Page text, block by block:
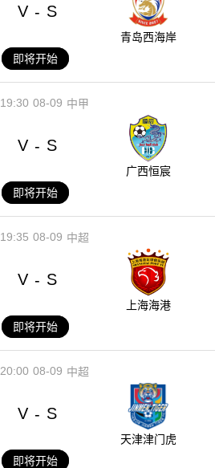
V - S
青岛西海岸
即将开始
08-09
19:30 中甲
V - S
广西恒宸
即将开始
08-09
19:35 中超
V - S
上海海港
即将开始
08-09
20:00 中超
V - S
天津津门虎
即将开始